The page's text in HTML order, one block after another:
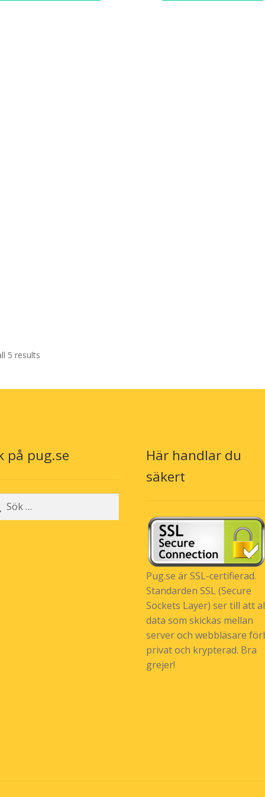
5 results
på pug.se
Här handlar du
säkert
Pug.se är SSL-certifierad.
Standarden SSL (Secure
Sockets Layer) ser till att
data som skickas mellan
server och webbläsare
privat och krypterad. Bra
grejer!